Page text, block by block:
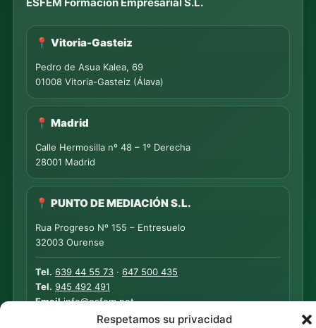
Respetamos su privacidad
📍 Vitoria-Gasteiz
Pedro de Asua Kalea, 69
01008 Vitoria-Gasteiz (Álava)
📍 Madrid
Calle Hermosilla nº 48 – 1º Derecha
28001 Madrid
📍 PUNTO DE MEDIACIÓN S.L.
Rua Progreso Nº 155 – Entresuelo
32003 Ourense
Tel. 639 44 55 73 · 647 500 435
Tel. 945 492 491
Email info@esfem.net